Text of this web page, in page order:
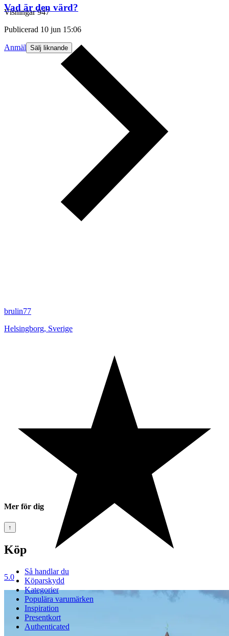
Visningar 947
Publicerad 10 jun 15:06
Anmäl Sälj liknande
brulin77
Helsingborg, Sverige
5.0
Vad är den värd?
Mer för dig
↑
Köp
Så handlar du
Köparskydd
Kategorier
Populära varumärken
Inspiration
Presentkort
Authenticated